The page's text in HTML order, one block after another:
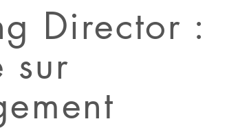
Director :
sur